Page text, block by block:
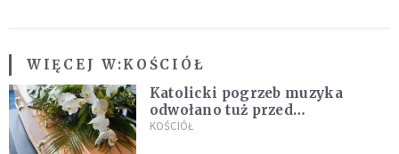
WIĘCEJ W:KOŚCIÓŁ
Katolicki pogrzeb muzyka
odwołano tuż przed
uroczystością. Powodem była
KOŚCIÓŁ